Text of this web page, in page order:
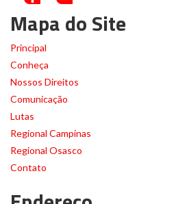
Mapa do Site
Principal
Conheça
Nossos Direitos
Comunicação
Lutas
Regional Campinas
Regional Osasco
Contato